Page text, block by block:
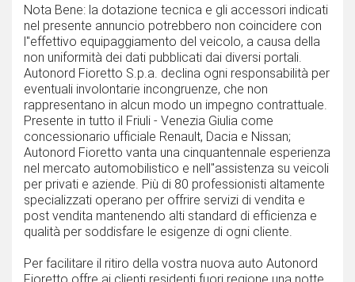
Nota Bene: la dotazione tecnica e gli accessori indicati
nel presente annuncio potrebbero non coincidere con
l''effettivo equipaggiamento del veicolo, a causa della
non uniformità dei dati pubblicati dai diversi portali.
Autonord Fioretto S.p.a. declina ogni responsabilità per
eventuali involontarie incongruenze, che non
rappresentano in alcun modo un impegno contrattuale.
Presente in tutto il Friuli - Venezia Giulia come
concessionario ufficiale Renault, Dacia e Nissan;
Autonord Fioretto vanta una cinquantennale esperienza
nel mercato automobilistico e nell''assistenza su veicoli
per privati e aziende. Più di 80 professionisti altamente
specializzati operano per offrire servizi di vendita e
post vendita mantenendo alti standard di efficienza e
qualità per soddisfare le esigenze di ogni cliente.
Per facilitare il ritiro della vostra nuova auto Autonord